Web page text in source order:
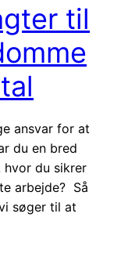
til
ansvar for at
du en bred
du sikrer
arbejde? Så
søger til at